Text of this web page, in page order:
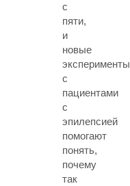
с
пяти,
и
новые
эксперименты
с
пациентами
с
эпилепсией
помогают
понять,
почему
так